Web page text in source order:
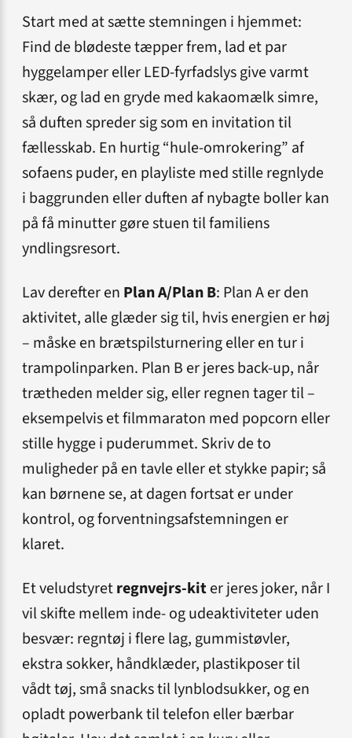
Start med at sætte stemningen i hjemmet:
Find de blødeste tæpper frem, lad et par
hyggelamper eller LED-fyrfadslys give varmt
skær, og lad en gryde med kakaomælk simre,
så duften spreder sig som en invitation til
fællesskab. En hurtig “hule‐omrokering” af
sofaens puder, en playliste med stille regnlyde
i baggrunden eller duften af nybagte boller kan
på få minutter gøre stuen til familiens
yndlingsresort.
Lav derefter en Plan A/Plan B: Plan A er den
aktivitet, alle glæder sig til, hvis energien er høj
– måske en brætspilsturnering eller en tur i
trampolinparken. Plan B er jeres back-up, når
trætheden melder sig, eller regnen tager til –
eksempelvis et filmmaraton med popcorn eller
stille hygge i puderummet. Skriv de to
muligheder på en tavle eller et stykke papir; så
kan børnene se, at dagen fortsat er under
kontrol, og forventningsafstemningen er
klaret.
Et veludstyretregnvejrs-kiter jeres joker, når I
vil skifte mellem inde- og udeaktiviteter uden
besvær: regntøj i flere lag, gummistøvler,
ekstra sokker, håndklæder, plastikposer til
vådt tøj, små snacks til lynblodsukker, og en
opladt powerbank til telefon eller bærbar